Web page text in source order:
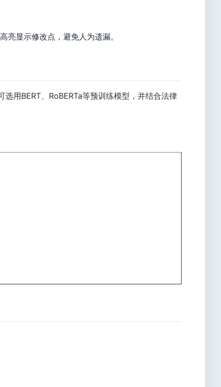
显示修改点，避免人为遗漏。
用BERT、RoBERTa等预训练模型，并结合法律